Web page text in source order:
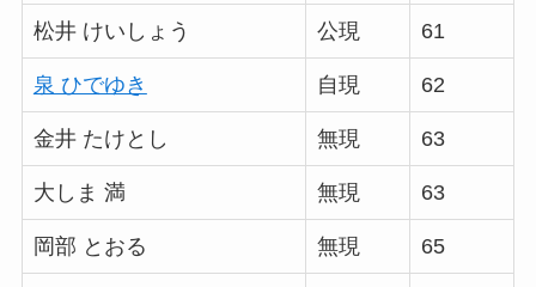
松井 けいしょう 公現 61
泉 ひでゆき 自現 62
金井 たけとし 無現 63
大しま 満 無現 63
岡部 とおる 無現 65